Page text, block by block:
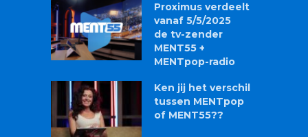
Proximus verdeelt
vanaf 5/5/2025
de tv-zender
MENT55 +
MENTpop-radio
Ken jij het verschil
tussen MENTpop
of MENT55??